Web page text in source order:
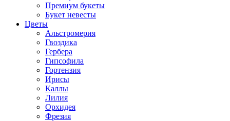
Премиум букеты
Букет невесты
Цветы
Альстромерия
Гвоздика
Гербера
Гипсофила
Гортензия
Ирисы
Каллы
Лилия
Орхидея
Фрезия